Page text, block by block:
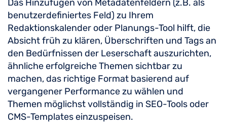
Das Hinzufügen von Metadatenfeldern (z.B. als
benutzerdefiniertes Feld) zu Ihrem
Redaktionskalender oder Planungs-Tool hilft, die
Absicht früh zu klären, Überschriften und Tags an
den Bedürfnissen der Leserschaft auszurichten,
ähnliche erfolgreiche Themen sichtbar zu
machen, das richtige Format basierend auf
vergangener Performance zu wählen und
Themen möglichst vollständig in SEO-Tools oder
CMS-Templates einzuspeisen.